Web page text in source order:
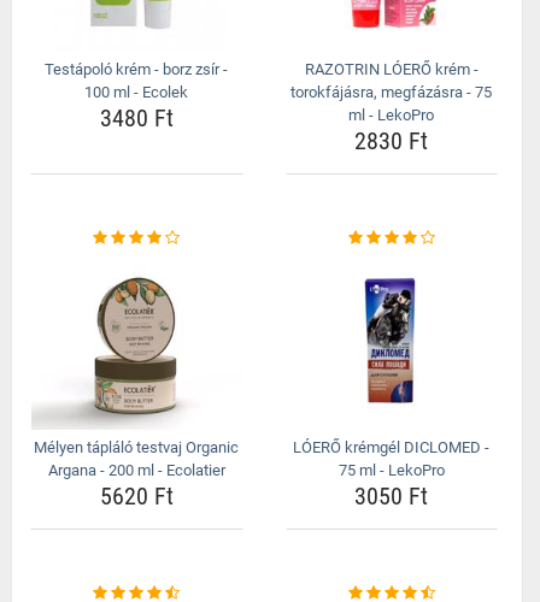
Testápoló krém - borz zsír -
100 ml - Ecolek
3480 Ft
RAZOTRIN LÓERŐ krém -
torokfájásra, megfázásra - 75
ml - LekoPro
2830 Ft
Mélyen tápláló testvaj Organic
Argana - 200 ml - Ecolatier
5620 Ft
LÓERŐ krémgél DICLOMED -
75 ml - LekoPro
3050 Ft